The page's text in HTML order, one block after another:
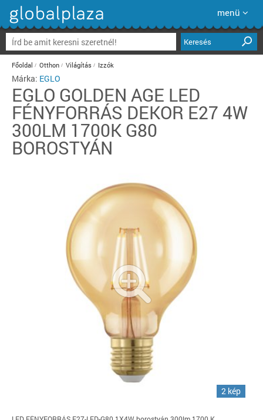
menü
Keresés
Főoldal Otthon Világítás Izzók
Márka: EGLO
EGLO GOLDEN AGE LED
FÉNYFORRÁS DEKOR E27 4W
300LM 1700K G80
BOROSTYÁN
2 kép